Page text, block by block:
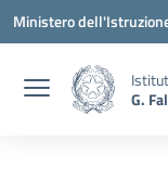
Vai ai contenuti
Vai al menu di
Vai al footer
Ministero
G.